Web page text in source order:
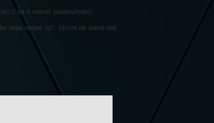
2 tot 6 weken plaatsvinden.
alles netjes op*. Mocht de wand niet